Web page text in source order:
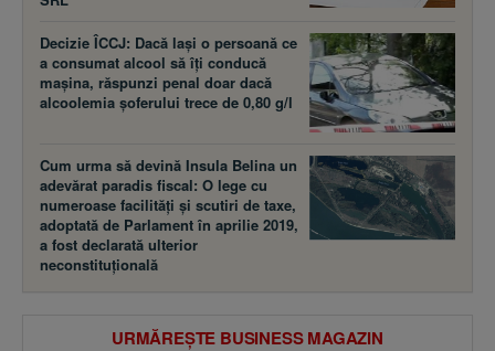
Decizie ÎCCJ: Dacă laşi o persoană ce
a consumat alcool să îţi conducă
maşina, răspunzi penal doar dacă
alcoolemia şoferului trece de 0,80 g/l
Cum urma să devină Insula Belina un
adevărat paradis fiscal: O lege cu
numeroase facilităţi şi scutiri de taxe,
adoptată de Parlament în aprilie 2019,
a fost declarată ulterior
neconstituţională
URMĂREȘTE BUSINESS MAGAZIN